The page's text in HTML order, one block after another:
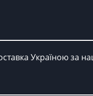
Україною за